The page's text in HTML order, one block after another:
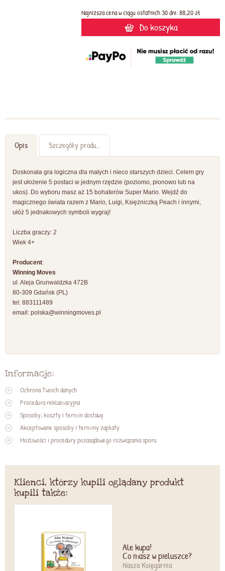
Najniższa cena w ciągu ostatnich 30 dni: 88,20 zł
Do koszyka
Opis Szczegóły produktu
Doskonała gra logiczna dla małych i nieco starszych dzieci. Celem gry
jest ułożenie 5 postaci w jednym rzędzie (poziomo, pionowo lub na
ukos). Do wyboru masz aż 15 bohaterów Super Mario. Wejdź do
magicznego świata razem z Mario, Luigi, Księżniczką Peach i innymi,
ułóż 5 jednakowych symboli wygraj!
Liczba graczy: 2
Wiek 4+
Producent:
Winning Moves
ul. Aleja Grunwaldzka 472B
80-309 Gdańsk (PL)
tel: 883111489
email: polska@winningmoves.pl
Informacje:
Ochrona Twoich danych
Procedura reklamacyjna
Sposoby, koszty i termin dostawy
Akceptowane sposoby i terminy zapłaty
Możliwości i procedury pozasądowego rozwiązania sporu
Klienci, którzy kupili oglądany produkt
kupili także:
Ale kupa!
Co masz w pieluszce?
Nasza Księgarnia